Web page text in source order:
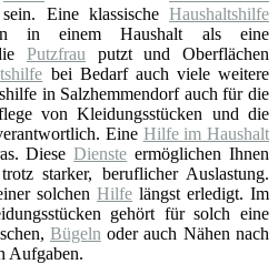
Eine klassische Haushaltshilfe
in einem Haushalt als eine
Putzfrau putzt und Oberflächen
bei Bedarf auch viele weitere
in Salzhemmendorf auch für die
von Kleidungsstücken und die
Eine Hilfe im Haushalt
DieseDienste ermöglichen Ihnen
starker, beruflicher Auslastung.
solchen Hilfe längst erledigt. Im
gehört für solch eine
Bügeln oder auch Nähen nach
Aufgaben.